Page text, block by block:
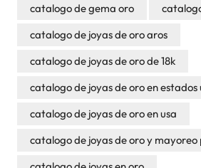
catalogo de gema oro
catalogo de joyas de oro aros
catalogo de joyas de oro de 18k
catalogo de joyas de oro en estados
catalogo de joyas de oro en usa
catalogo de joyas de oro y